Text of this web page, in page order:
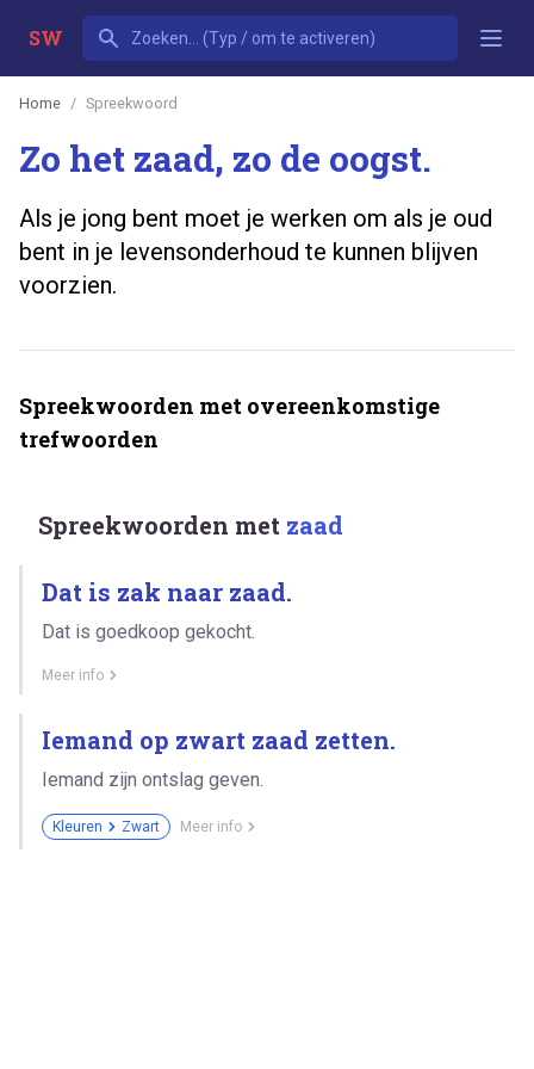
SW
Home Spreekwoord
Zo het zaad, zo de oogst.
Als je jong bent moet je werken om als je oud
bent in je levensonderhoud te kunnen blijven
voorzien.
Spreekwoorden met overeenkomstige
trefwoorden
Spreekwoorden met zaad
Dat is zak naar zaad.
Dat is goedkoop gekocht.
Meer info
Iemand op zwart zaad zetten.
Iemand zijn ontslag geven.
Kleuren Zwart Meer info